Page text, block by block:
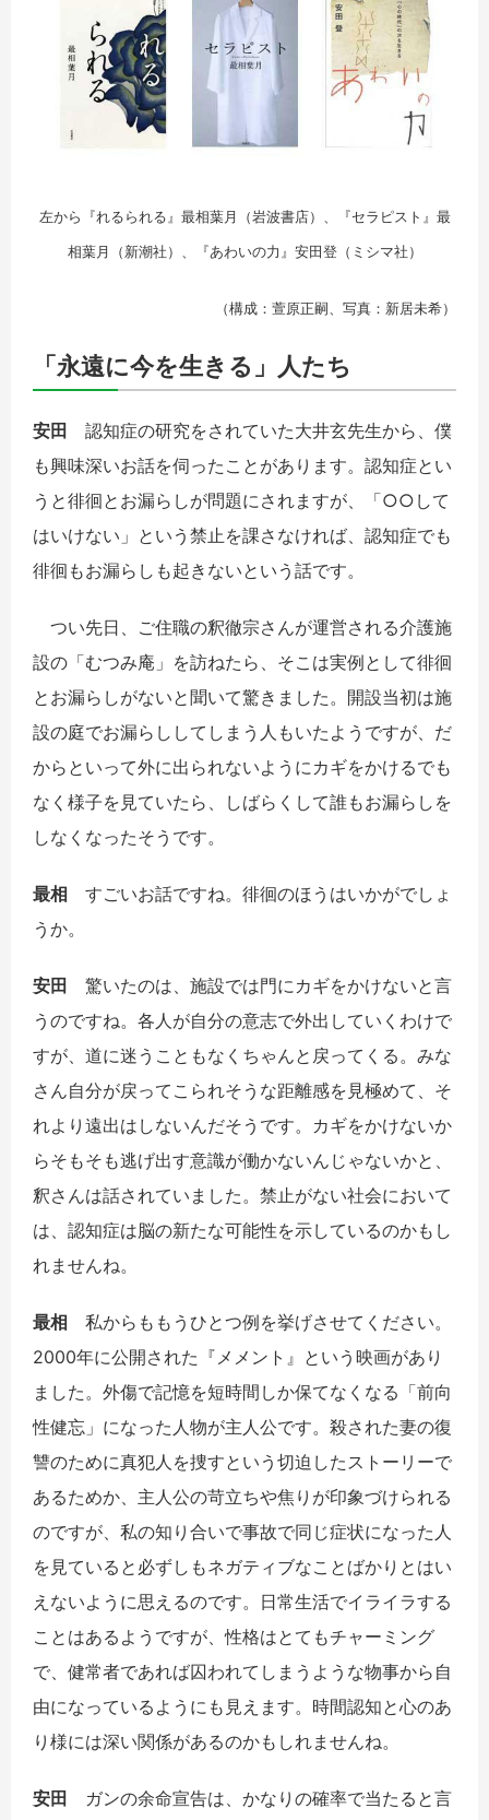
左から『れるられる』最相葉月（岩波書店）、『セラピスト』最
相葉月（新潮社）、『あわいの力』安田登（ミシマ社）
（構成：萱原正嗣、写真：新居未希）
「永遠に今を生きる」人たち
安田 認知症の研究をされていた大井玄先生から、僕
も興味深いお話を伺ったことがあります。認知症とい
うと徘徊とお漏らしが問題にされますが、「○○して
はいけない」という禁止を課さなければ、認知症でも
徘徊もお漏らしも起きないという話です。
つい先日、ご住職の釈徹宗さんが運営される介護施
設の「むつみ庵」を訪ねたら、そこは実例として徘徊
とお漏らしがないと聞いて驚きました。開設当初は施
設の庭でお漏らししてしまう人もいたようですが、だ
からといって外に出られないようにカギをかけるでも
なく様子を見ていたら、しばらくして誰もお漏らしを
しなくなったそうです。
最相 すごいお話ですね。徘徊のほうはいかがでしょ
うか。
安田 驚いたのは、施設では門にカギをかけないと言
うのですね。各人が自分の意志で外出していくわけで
すが、道に迷うこともなくちゃんと戻ってくる。みな
さん自分が戻ってこられそうな距離感を見極めて、そ
れより遠出はしないんだそうです。カギをかけないか
らそもそも逃げ出す意識が働かないんじゃないかと、
釈さんは話されていました。禁止がない社会において
は、認知症は脳の新たな可能性を示しているのかもし
れませんね。
最相 私からももうひとつ例を挙げさせてください。
2000年に公開された『メメント』という映画があり
ました。外傷で記憶を短時間しか保てなくなる「前向
性健忘」になった人物が主人公です。殺された妻の復
讐のために真犯人を捜すという切迫したストーリーで
あるためか、主人公の苛立ちや焦りが印象づけられる
のですが、私の知り合いで事故で同じ症状になった人
を見ていると必ずしもネガティブなことばかりとはい
えないように思えるのです。日常生活でイライラする
ことはあるようですが、性格はとてもチャーミング
で、健常者であれば囚われてしまうような物事から自
由になっているようにも見えます。時間認知と心のあ
り様には深い関係があるのかもしれませんね。
安田 ガンの余命宣告は、かなりの確率で当たると言